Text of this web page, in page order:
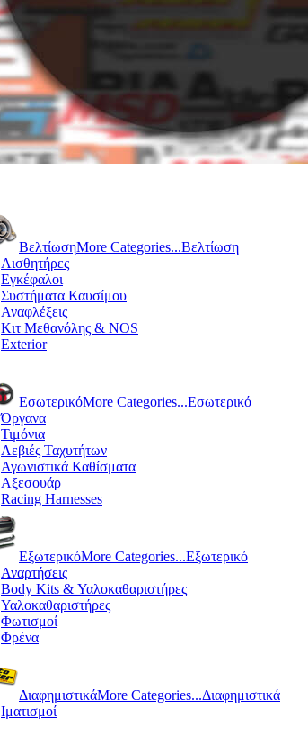
ΒελτίωσηMore Categories...Βελτίωση
Αισθητήρες
Εγκέφαλοι
Συστήματα Καυσίμου
Αναφλέξεις
Κιτ Μεθανόλης & ΝΟS
Exterior
ΕσωτερικόMore Categories...Εσωτερικό
Όργανα
Τιμόνια
Λεβιές Ταχυτήτων
Αγωνιστικά Καθίσματα
Αξεσουάρ
Racing Harnesses
ΕξωτερικόMore Categories...Εξωτερικό
Αναρτήσεις
Body Kits & Υαλοκαθαριστήρες
Υαλοκαθαριστήρες
Φωτισμοί
Φρένα
ΔιαφημιστικάMore Categories...Διαφημιστικά
Ιματισμοί